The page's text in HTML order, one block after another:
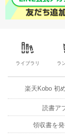
ライブラリ ラ
楽天Kobo 初
読書ア
領収書を